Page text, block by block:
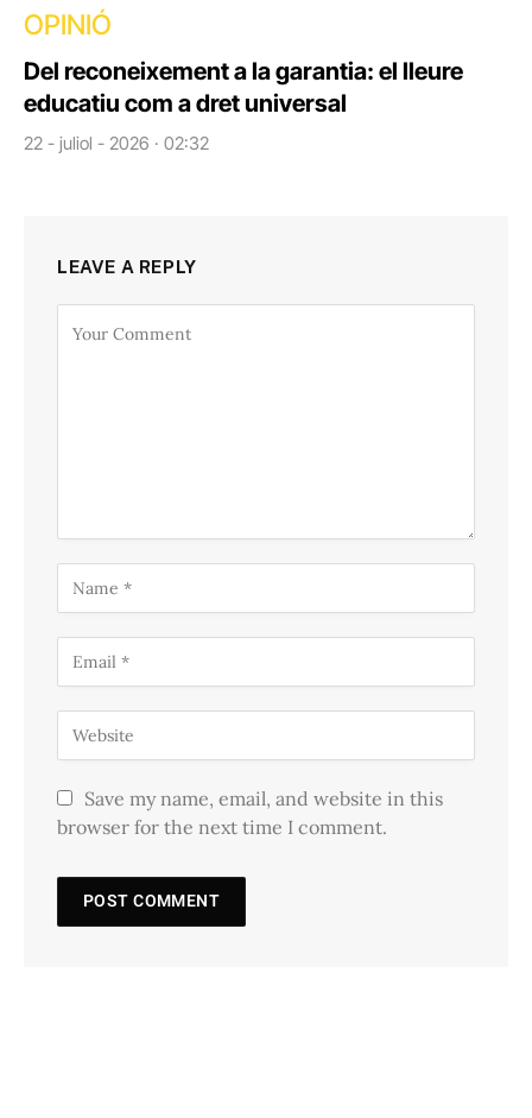
OPINIÓ
Del reconeixement a la garantia: el lleure
educatiu com a dret universal
22 - juliol - 2026 · 02:32
LEAVE A REPLY
Save my name, email, and website in this
browser for the next time I comment.